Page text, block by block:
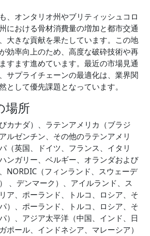
、オンタリオ州やブリティッシュコロ
における骨材消費量の増加と都市交通
大きな貢献を果たしています。この地
効率向上のため、高度な破砕技術や再
すます進めています。最近の市場見通
サプライチェーンの最適化は、業界関
として優先課題となっています。
場所
カナダ）、ラテンアメリカ（ブラジ
ルゼンチン、その他のラテンアメリ
（英国、ドイツ、フランス、イタリ
ンガリー、ベルギー、オランダおよび
NORDIC（フィンランド、スウェーデ
、デンマーク）、アイルランド、ス
ア、ポーランド、トルコ、ロシア、そ
）、ポーランド、トルコ、ロシア、そ
）、アジア太平洋（中国、インド、日
ポール、インドネシア、マレーシア）